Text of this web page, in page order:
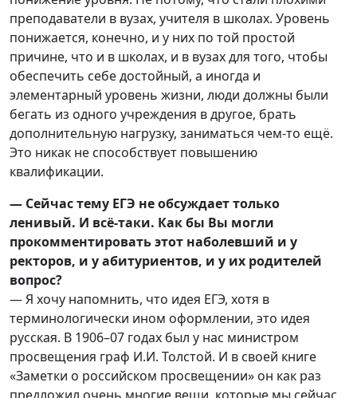
преподаватели в вузах, учителя в школах. Уровень
понижается, конечно, и у них по той простой
причине, что и в школах, и в вузах для того, чтобы
обеспечить себе достойный, а иногда и
элементарный уровень жизни, люди должны были
бегать из одного учреждения в другое, брать
дополнительную нагрузку, заниматься чем-то ещё.
Это никак не способствует повышению
квалификации.
— Сейчас тему ЕГЭ не обсуждает только
ленивый. И всё-таки. Как бы Вы могли
прокомментировать этот наболевший и у
ректоров, и у абитуриентов, и у их родителей
вопрос?
— Я хочу напомнить, что идея ЕГЭ, хотя в
терминологически ином оформлении, это идея
русская. В 1906–07 годах был у нас министром
просвещения граф И.И. Толстой. И в своей книге
«Заметки о российском просвещении» он как раз